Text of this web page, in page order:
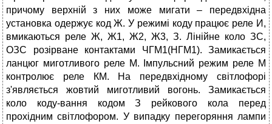
причому верхній з них може мигати – передвхідна
установка одержує код Ж. У режимі коду працює реле И,
вмикаються реле Ж, Ж1, Ж2, Ж3, З. Лінійне коло ЗС,
ОЗС розірване контактами ЧГМ1(НГМ1). Замикається
ланцюг миготливого реле М. Імпульсний режим реле М
контролює реле КМ. На передвхідному світлофорі
з'являється жовтий миготливий вогонь. Замикається
коло коду-вання кодом З рейкового кола перед
прохідним світлофором. У випадку перегоряння лампи